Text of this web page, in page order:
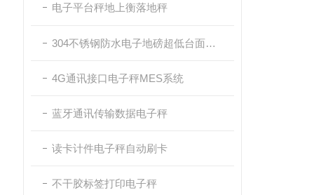
电子平台秤地上衡落地秤
304不锈钢防水电子地磅超低台面带斜坡
4G通讯接口电子秤MES系统
蓝牙通讯传输数据电子秤
读卡计件电子秤自动刷卡
不干胶标签打印电子秤